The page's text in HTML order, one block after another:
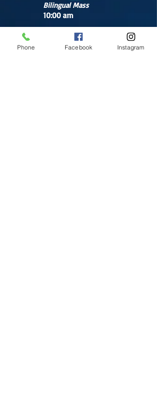
Bilingual Mass
10:00 am
SUNDAYS
8:30 am
Phone Facebook Instagram